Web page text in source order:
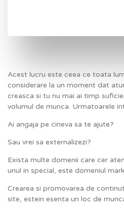
Acest lucru este ceea ce toata
considerare la un moment dat
creasca si tu nu mai ai timp
volumul de munca. Urmatoarele
Ai angaja pe cineva sa te ajute?
Sau vrei sa externalizezi?
Exista multe domenii care cer
unul in special, este domeniul
Crearea si promovarea de
site, estein esenta un loc de